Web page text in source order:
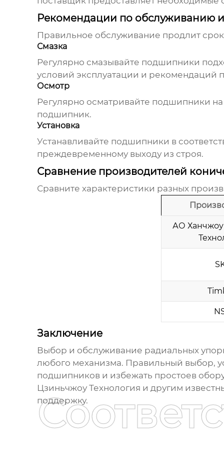
Рекомендации по обслуживанию
Правильное обслуживание продлит
Смазка
Регулярно смазывайте подшипники
условий эксплуатации и рекомендаций
Осмотр
Регулярно осматривайте подшипники
подшипник.
Установка
Устанавливайте подшипники в
преждевременному выходу из строя.
Сравнение производителей
Сравните характеристики разных
АО
Заключение
Выбор и обслуживание радиальных
любого механизма. Правильный выбор,
подшипников и избежать простоев
Цзиньчжоу Технология и другим
поддержку.